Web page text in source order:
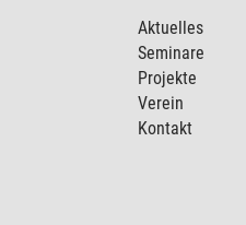
Aktuelles
Seminare
Projekte
Verein
Kontakt